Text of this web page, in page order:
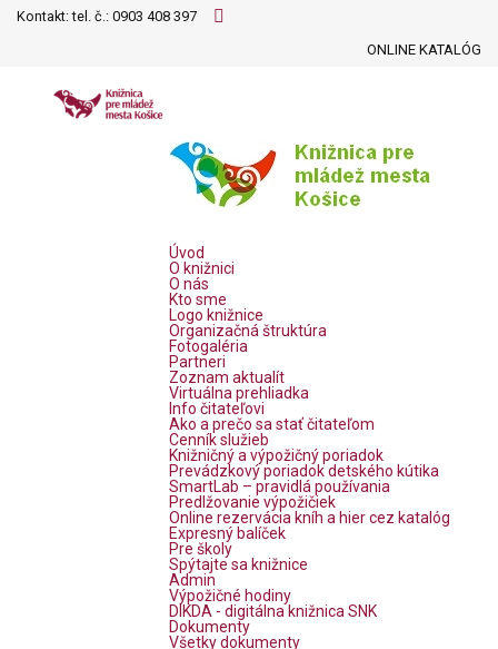
Kontakt: tel. č.: 0903 408 397
ONLINE KATALÓG
Úvod
O knižnici
O nás
Kto sme
Logo knižnice
Organizačná štruktúra
Fotogaléria
Partneri
Zoznam aktualít
Virtuálna prehliadka
Info čitateľovi
Ako a prečo sa stať čitateľom
Cenník služieb
Knižničný a výpožičný poriadok
Prevádzkový poriadok detského kútika
SmartLab – pravidlá používania
Predlžovanie výpožičiek
Online rezervácia kníh a hier cez katalóg
Expresný balíček
Pre školy
Spýtajte sa knižnice
Admin
Výpožičné hodiny
DIKDA - digitálna knižnica SNK
Dokumenty
Všetky dokumenty